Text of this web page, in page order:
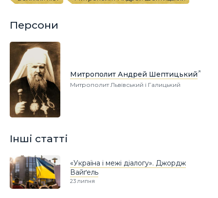
Персони
Митрополит Андрей Шептицький
Митрополит Львівський і Галицький
Інші статті
«Україна і межі діалогу». Джордж
Вайґель
23 липня